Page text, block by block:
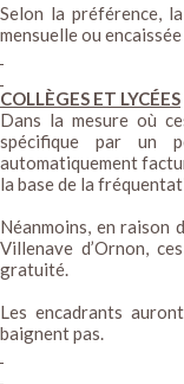
Selon la préférence,
mensuelle ou
COLLÈGES ET LYCÉES
Dans la mesure où
spécifique par un
automatiquement
la base de la
Néanmoins, en raison
Villenave d’Ornon,
gratuité.
Les encadrants
baignent pas.